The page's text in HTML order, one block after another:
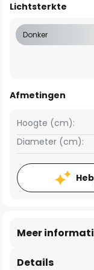
Lichtsterkte
Donker
Afmetingen
Hoogte (cm):
Diameter (cm):
Details
Meer